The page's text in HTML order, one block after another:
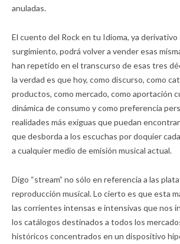
anuladas.
El cuento del Rock en tu Idioma, ya derivativo
surgimiento, podrá volver a vender esas
han repetido en el transcurso de esas tres
la verdad es que hoy, como discurso, como
productos, como mercado, como aportación
dinámica de consumo y como preferencia
realidades más exiguas que puedan
que desborda a los escuchas por doquier
a cualquier medio de emisión musical actual.
Digo “stream” no sólo en referencia a las
reproducción musical. Lo cierto es que esta
las corrientes intensas e intensivas que nos
los catálogos destinados a todos los
históricos concentrados en un dispositivo